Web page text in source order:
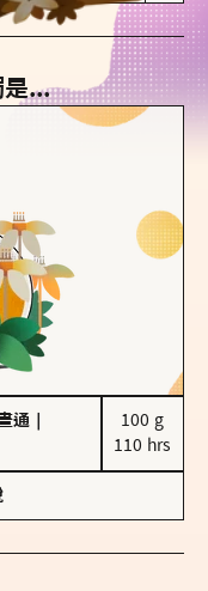
是...
通
100 g
110 hrs